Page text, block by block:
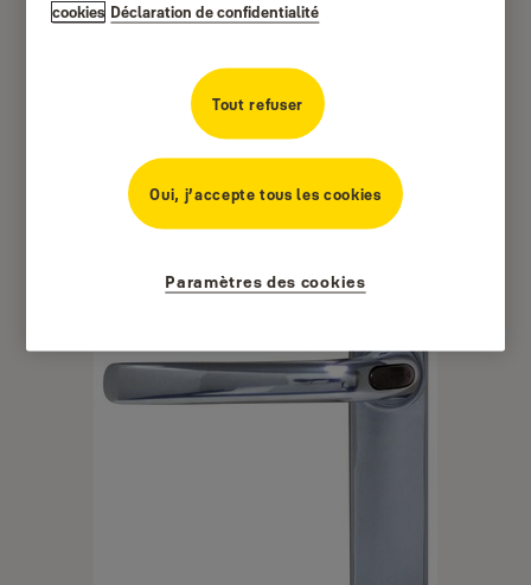
cookies Déclaration de confidentialité
Tout refuser
Oui, j’accepte tous les cookies
Paramètres des cookies